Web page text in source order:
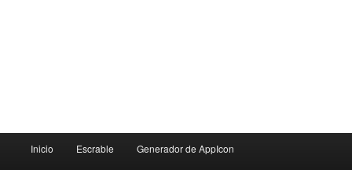
Inicio Escrable Generador de AppIcon